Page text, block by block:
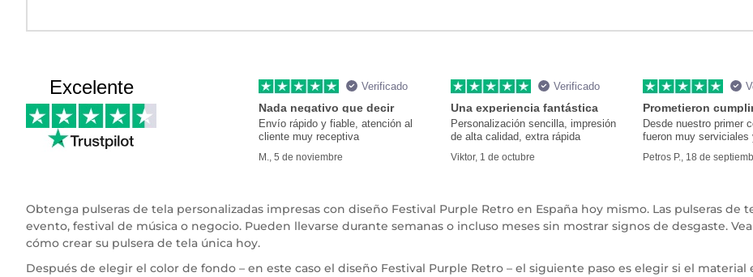
Excelente Verificado
Nada negativo que decir
Envío rápido y fiable, atención al
cliente muy receptiva
M., 5 de noviembre
Verificado
Una experiencia fantástica
Personalización sencilla, impresión
de alta calidad, extra rápida
Viktor, 1 de octubre
Prometieron
Desde nuestro primer
fueron muy serviciales
Petros P., 18 de
Obtenga pulseras de tela personalizadas impresas con diseño Festival Purple Retro en España hoy mismo. Las pulseras de
evento, festival de música o negocio. Pueden llevarse durante semanas o incluso meses sin mostrar signos de desgaste.
cómo crear su pulsera de tela única hoy.
Después de elegir el color de fondo – en este caso el diseño Festival Purple Retro – el siguiente paso es elegir si el